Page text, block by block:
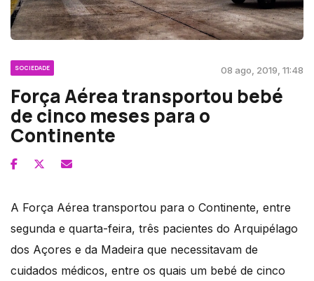
SOCIEDADE 08 ago, 2019, 11:48
Força Aérea transportou bebé
de cinco meses para o
Continente
A Força Aérea transportou para o Continente, entre
segunda e quarta-feira, três pacientes do Arquipélago
dos Açores e da Madeira que necessitavam de
cuidados médicos, entre os quais um bebé de cinco